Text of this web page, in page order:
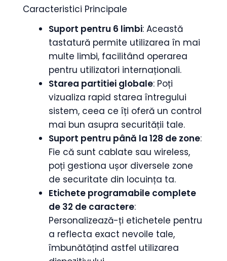
Caracteristici Principale
Suport pentru 6 limbi: Această
tastatură permite utilizarea în mai
multe limbi, facilitând operarea
pentru utilizatori internaționali.
Starea partitiei globale: Poți
vizualiza rapid starea întregului
sistem, ceea ce îți oferă un control
mai bun asupra securității tale.
Suport pentru până la 128 de zone:
Fie că sunt cablate sau wireless,
poți gestiona ușor diversele zone
de securitate din locuința ta.
Etichete programabile complete
de 32 de caractere:
Personalizează-ți etichetele pentru
a reflecta exact nevoile tale,
îmbunătățind astfel utilizarea